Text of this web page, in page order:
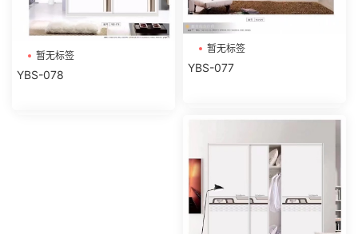
暂无标签
YBS-078
暂无标签
YBS-077